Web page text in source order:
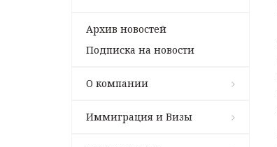
Архив новостей
Подписка на новости
О компании
Иммиграция и Визы